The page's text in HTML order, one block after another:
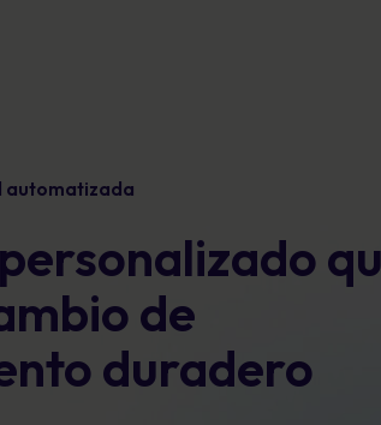
automatizada
de
duradero